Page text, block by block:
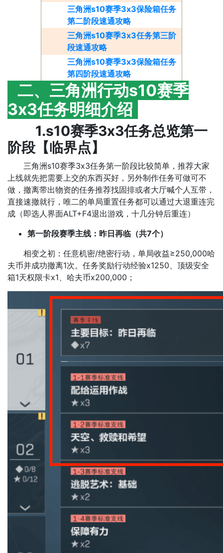
三角洲s10赛季3x3保险箱任务
第二阶段速通攻略
三角洲s10赛季3x3任务第三阶
段速通攻略
三角洲s10赛季3x3保险箱任务
第四阶段速通攻略
二、三角洲行动s10赛季
3x3任务明细介绍
1.s10赛季3x3任务总览第一
阶段【临界点】
三角洲s10赛季3x3任务第一阶段比较简单，推荐大家
上线就先把需要上交的东西买好，另外制作任务可做可不
做，撤离带出物资的任务推荐找固排或者大厅喊个人互带，
直接速撤就行，唯二的单局重置任务都可以通过大退重连完
成（即选人界面ALT+F4退出游戏，十几分钟后重连）
第一阶段赛季主线：昨日再临（共7个）
相变之初：任意机密/绝密行动，单局收益≥250,000哈
夫币并成功撤离1次。任务奖励行动经验x1250、顶级安全
箱1天权限卡x1、哈夫币x200,000；